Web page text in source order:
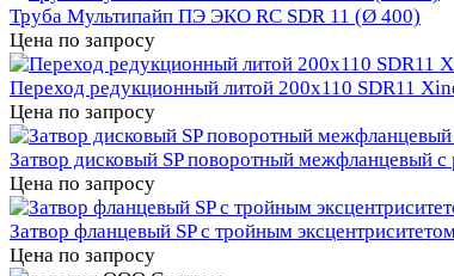
Труба Мультипайп ПЭ ЭКО RC SDR 11 (Ø 400)
Цена по запросу
Переход редукционный литой 200х110 SDR11
Цена по запросу
Затвор дисковый SP поворотный межфланцевый
Цена по запросу
Затвор фланцевый SP с тройным
Цена по запросу